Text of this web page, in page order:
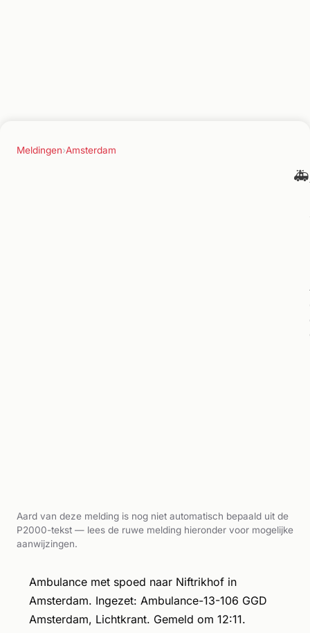
Meldingen›Amsterdam
🚑
Aard van deze melding is nog niet automatisch bepaald uit de
P2000-tekst — lees de ruwe melding hieronder voor mogelijke
aanwijzingen.
Ambulance met spoed naar Niftrikhof in
Amsterdam. Ingezet: Ambulance-13-106 GGD
Amsterdam, Lichtkrant. Gemeld om 12:11.